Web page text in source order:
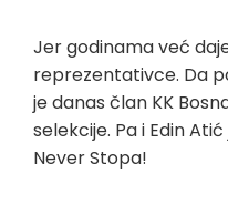
Jer godinama već
reprezentativce. Da
je danas član KK
selekcije. Pa i Edin
Never Stopa!